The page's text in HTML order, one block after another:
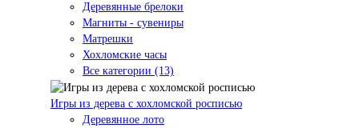
Деревянные брелоки
Магниты - сувениры
Матрешки
Хохломские часы
Все категории (13)
Игры из дерева с хохломской росписью
Деревянное лото